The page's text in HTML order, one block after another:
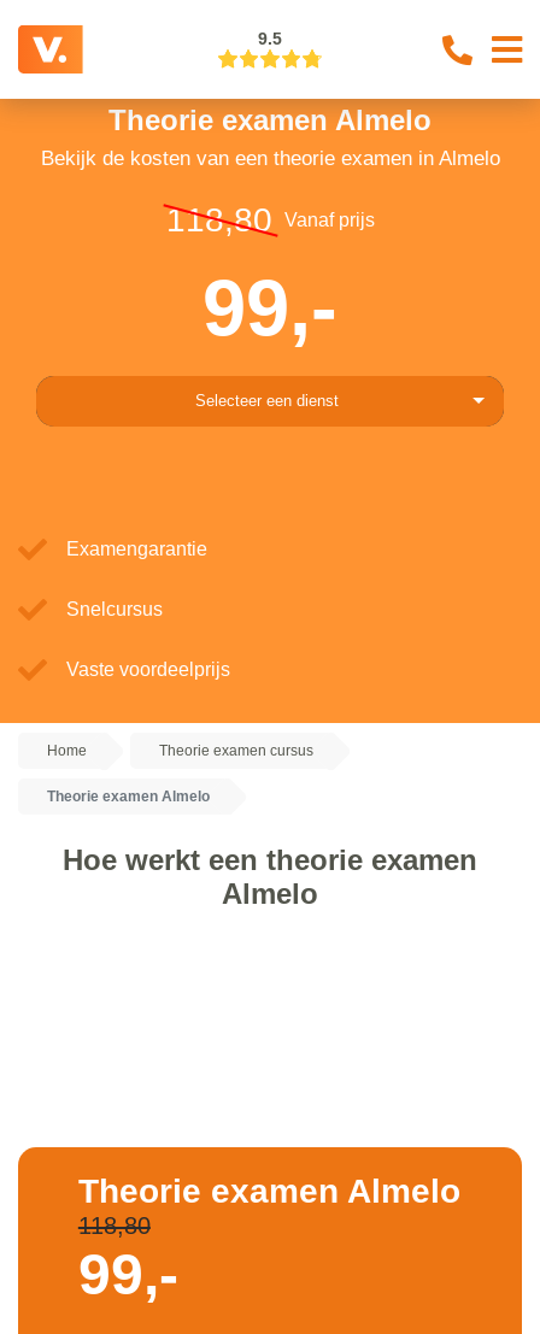
9.5
Theorie examen Almelo
Bekijk de kosten van een theorie examen in Almelo
118,80 Vanaf prijs
99,-
Selecteer een dienst
Examengarantie
Snelcursus
Vaste voordeelprijs
Home Theorie examen cursus
Theorie examen Almelo
Hoe werkt een theorie examen
Almelo
Theorie examen Almelo
118,80
99,-